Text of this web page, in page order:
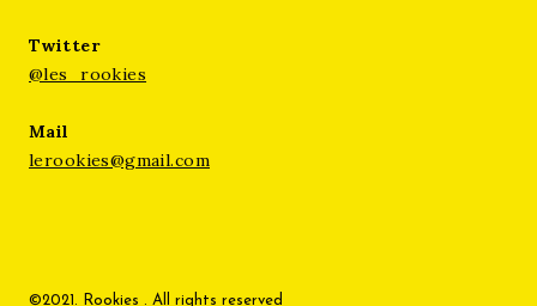
Twitter
@les_rookies
Mail
lerookies@gmail.com
©2021. Rookies . All rights reserved